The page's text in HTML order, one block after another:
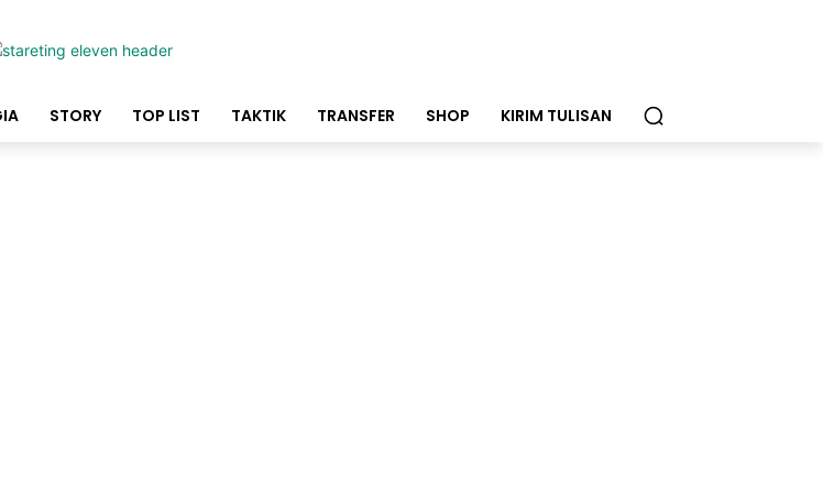
STORY TOP LIST TAKTIK TRANSFER SHOP KIRIM TULISAN